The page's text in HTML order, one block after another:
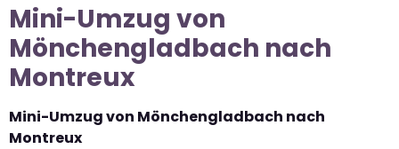
Mini-Umzug von
Mönchengladbach nach
Montreux
Mini-Umzug von Mönchengladbach nach
Montreux